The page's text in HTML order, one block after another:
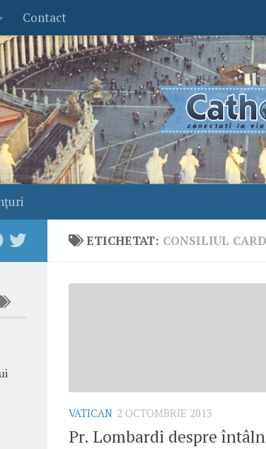
Contact
ETICHETAT: CONSILIUL
VATICAN 2 OCTOMBRIE 2013
Pr. Lombardi despre